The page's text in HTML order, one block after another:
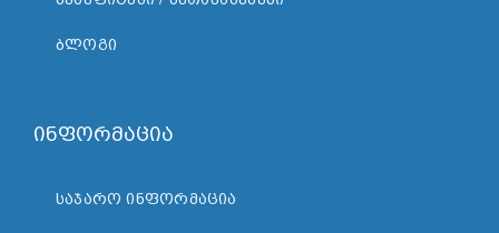
ᲑᲚᲝᲒᲘ
ინფორმაცია
ᲡᲐᲯᲐᲠᲝ ᲘᲜᲤᲝᲠᲛᲐᲪᲘᲐ